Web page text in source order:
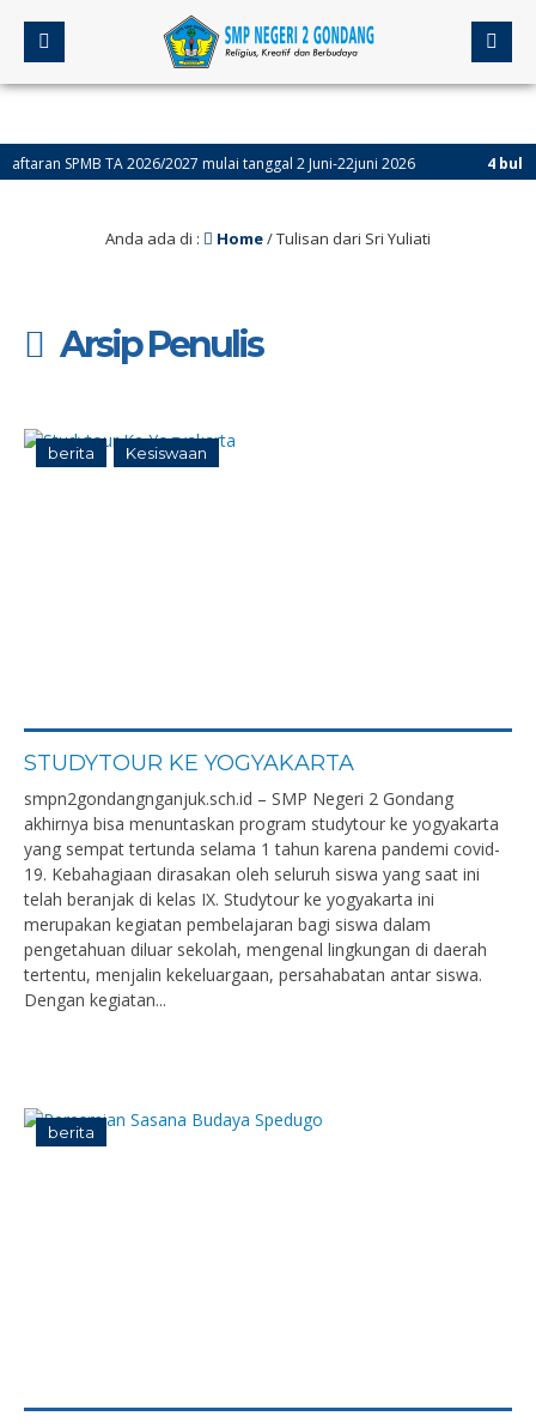
SPMB TA 2026/2027 mulai tanggal 2 Juni-22juni 2026 4 bulan
Anda ada di : Home/Tulisan dari Sri Yuliati
Arsip Penulis
berita Kesiswaan
STUDYTOUR KE YOGYAKARTA
smpn2gondangnganjuk.sch.id – SMP Negeri 2 Gondang
akhirnya bisa menuntaskan program studytour ke yogyakarta
yang sempat tertunda selama 1 tahun karena pandemi covid-
19. Kebahagiaan dirasakan oleh seluruh siswa yang saat ini
telah beranjak di kelas IX. Studytour ke yogyakarta ini
merupakan kegiatan pembelajaran bagi siswa dalam
pengetahuan diluar sekolah, mengenal lingkungan di daerah
tertentu, menjalin kekeluargaan, persahabatan antar siswa.
Dengan kegiatan...
berita